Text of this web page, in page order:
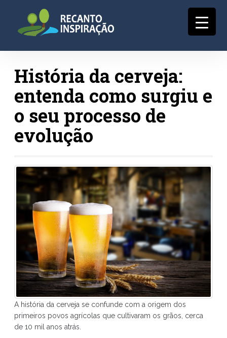
História da cerveja:
entenda como surgiu e
o seu processo de
evolução
A história da cerveja se confunde com a origem dos
primeiros povos agrícolas que cultivaram os grãos, cerca
de 10 mil anos atrás.